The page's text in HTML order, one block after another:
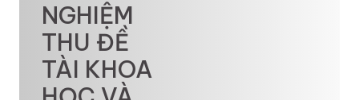
NGHIỆM
THU ĐỀ
TÀI KHOA